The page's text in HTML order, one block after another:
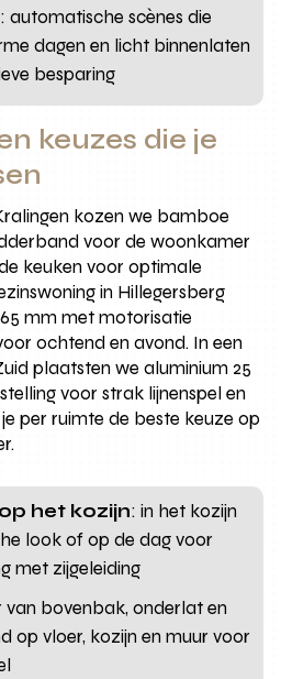
: automatische scènes die
dagen en licht binnenlaten
besparing
keuzes die je
kozen we bamboe
voor de woonkamer
keuken voor optimale
in Hillegersberg
mm met motorisatie
ochtend en avond. In een
plaatsten we aluminium 25
voor strak lijnenspel en
per ruimte de beste keuze op
het kozijn: in het kozijn
look of op de dag voor
met zijgeleiding
van bovenbak, onderlat en
op vloer, kozijn en muur voor